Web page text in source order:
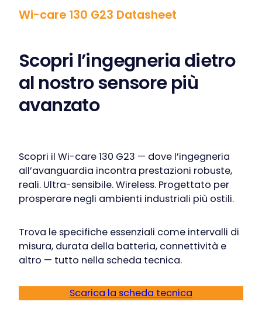
Wi-care 130 G23 Datasheet
Scopri l’ingegneria dietro
al nostro sensore più
avanzato
Scopri il Wi-care 130 G23 — dove l’ingegneria
all’avanguardia incontra prestazioni robuste,
reali. Ultra-sensibile. Wireless. Progettato per
prosperare negli ambienti industriali più ostili.
Trova le specifiche essenziali come intervalli di
misura, durata della batteria, connettività e
altro — tutto nella scheda tecnica.
Scarica la scheda tecnica